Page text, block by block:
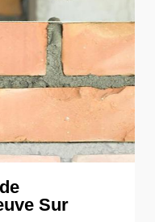
Sur